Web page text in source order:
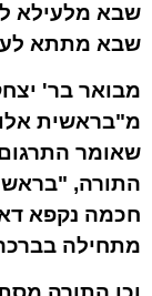
שבא מלעילא
שבא מתתא
מבואר בר'
מ"בראשית
שאומר
התורה,
חכמה נקפא
מתחילה